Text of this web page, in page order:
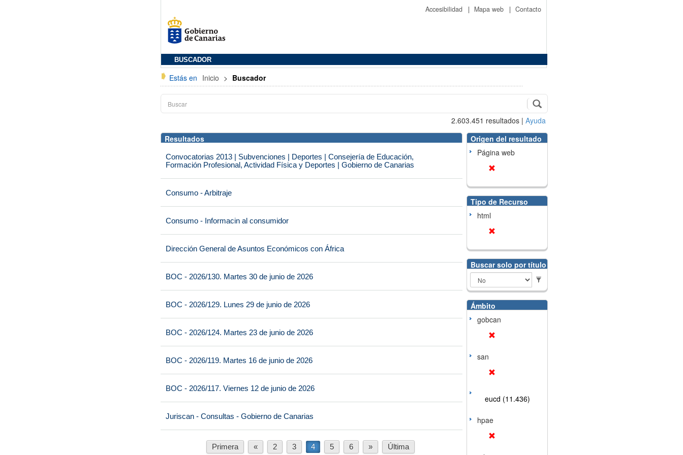
Accesibilidad | Mapa web | Contacto
BUSCADOR
Estás en Inicio > Buscador
2.603.451 resultados | Ayuda
Resultados
Convocatorias 2013 | Subvenciones | Deportes | Consejería de Educación,
Formación Profesional, Actividad Física y Deportes | Gobierno de Canarias
Consumo - Arbitraje
Consumo - Informacin al consumidor
Dirección General de Asuntos Económicos con África
BOC - 2026/130. Martes 30 de junio de 2026
BOC - 2026/129. Lunes 29 de junio de 2026
BOC - 2026/124. Martes 23 de junio de 2026
BOC - 2026/119. Martes 16 de junio de 2026
BOC - 2026/117. Viernes 12 de junio de 2026
Juriscan - Consultas - Gobierno de Canarias
Primera « 2 3 4 5 6 » Última
Origen del resultado
Página web
Tipo de Recurso
html
Buscar solo por título
Ámbito
gobcan
san
eucd (11.436)
hpae